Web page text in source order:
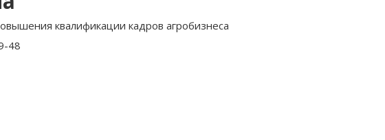
квалификации кадров агробизнеса
48